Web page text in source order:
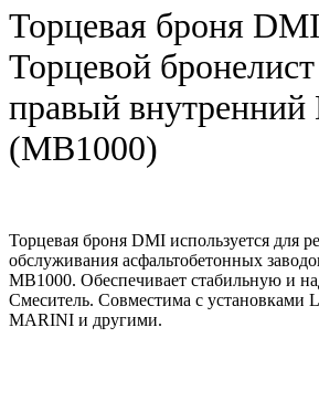
Торцевая броня
Торцевой
правый
(MB1000)
Торцевая броня DMI используется для
обслуживания асфальтобетонных
MB1000. Обеспечивает стабильную и
Смеситель. Совместима с
MARINI и другими.